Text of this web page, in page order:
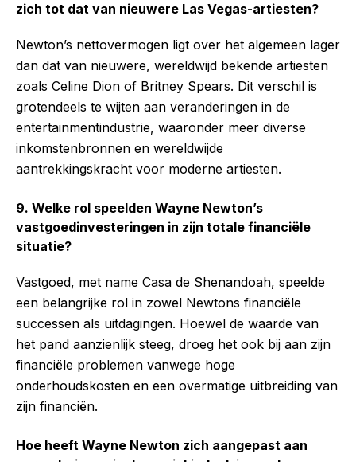
zich tot dat van nieuwere Las Vegas-artiesten?
Newton’s nettovermogen ligt over het algemeen lager
dan dat van nieuwere, wereldwijd bekende artiesten
zoals Celine Dion of Britney Spears. Dit verschil is
grotendeels te wijten aan veranderingen in de
entertainmentindustrie, waaronder meer diverse
inkomstenbronnen en wereldwijde
aantrekkingskracht voor moderne artiesten.
9. Welke rol speelden Wayne Newton’s
vastgoedinvesteringen in zijn totale financiële
situatie?
Vastgoed, met name Casa de Shenandoah, speelde
een belangrijke rol in zowel Newtons financiële
successen als uitdagingen. Hoewel de waarde van
het pand aanzienlijk steeg, droeg het ook bij aan zijn
financiële problemen vanwege hoge
onderhoudskosten en een overmatige uitbreiding van
zijn financiën.
Hoe heeft Wayne Newton zich aangepast aan